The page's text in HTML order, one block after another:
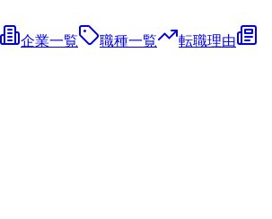
企業一覧 職種一覧
転職理由